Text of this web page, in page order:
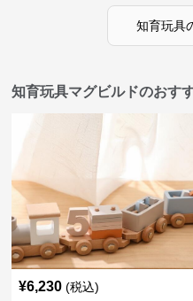
知育玩具
知育玩具マグビルドのおす
¥6,230 (税込)